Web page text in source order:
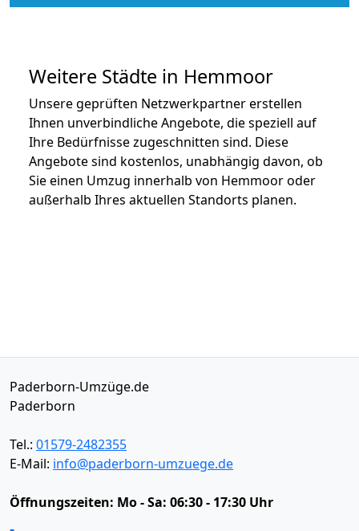
Weitere Städte in Hemmoor
Unsere geprüften Netzwerkpartner erstellen
Ihnen unverbindliche Angebote, die speziell auf
Ihre Bedürfnisse zugeschnitten sind. Diese
Angebote sind kostenlos, unabhängig davon, ob
Sie einen Umzug innerhalb von Hemmoor oder
außerhalb Ihres aktuellen Standorts planen.
Paderborn-Umzüge.de
Paderborn
Tel.: 01579-2482355
E-Mail: info@paderborn-umzuege.de
Öffnungszeiten: Mo - Sa: 06:30 - 17:30 Uhr